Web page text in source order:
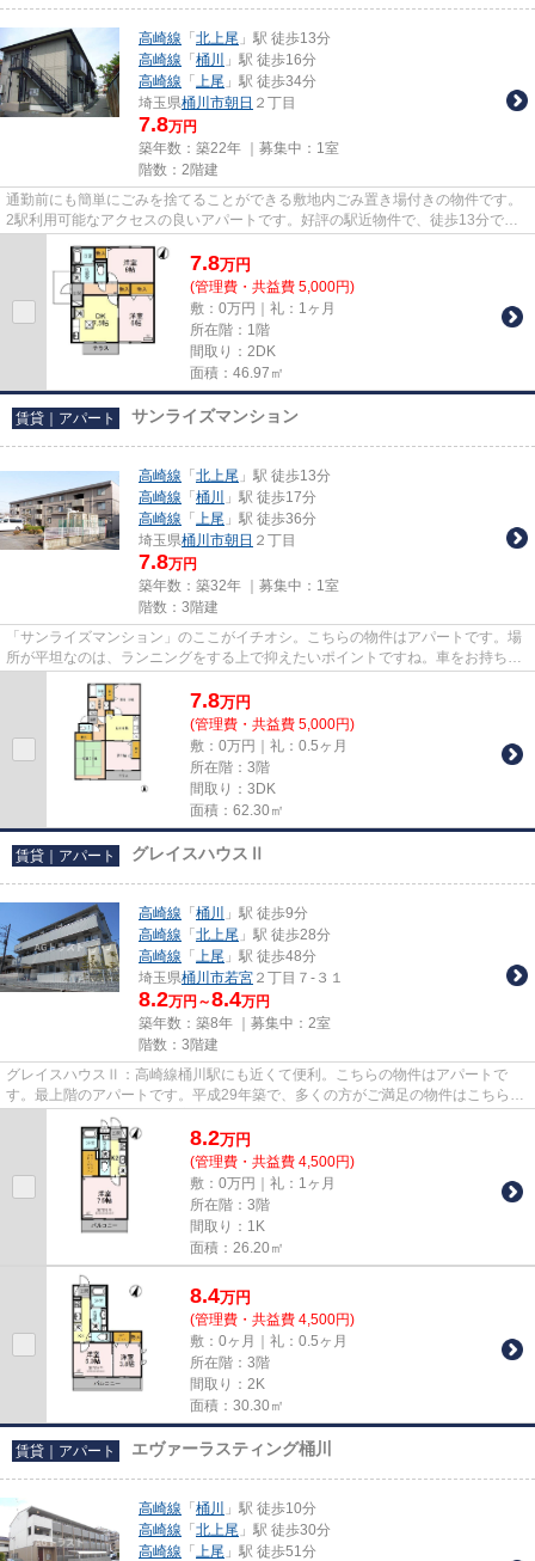
高崎線 「 北上尾 」駅 徒歩13分
高崎線 「 桶川
」駅 徒歩16分
高崎線 「 上尾 」駅 徒歩34分
埼玉県桶川市朝日 ２丁目
7.8万円
築年数：築22年 ｜募集中： 1室
階数：2階建
通勤前にも簡単にごみを捨てることができる敷地内ごみ置き場付きの物件です。
2駅利用可能なアクセスの良いアパートです。好評の駅近物件で、徒歩13分での
7.8万円
(管理費・共益費 5,000円)
敷：0万円｜礼：1ヶ月
所在階：1階
間取り：2DK
面積：46.97㎡
賃貸｜アパート サンライズマンション
高崎線 「 北上尾 」駅 徒歩13分
高崎線 「 桶川
」駅 徒歩17分
高崎線 「 上尾 」駅 徒歩36分
埼玉県桶川市朝日 ２丁目
7.8万円
築年数：築32年 ｜募集中： 1室
階数：3階建
「サンライズマンション」のここがイチオシ。こちらの物件はアパートです。場
所が平坦なのは、ランニングをする上で抑えたいポイントですね。車をお持ちの
7.8万円
(管理費・共益費 5,000円)
敷：0万円｜礼：0.5ヶ月
所在階：3階
間取り：3DK
面積：62.30㎡
賃貸｜アパート グレイスハウスⅡ
高崎線 「 桶川
」駅 徒歩9分
高崎線 「 北上尾 」駅 徒歩28分
高崎線 「 上尾 」駅 徒歩48分
埼玉県桶川市若宮 ２丁目７-３１
8.2万円～8.4万円
築年数：築8年 ｜募集中： 2室
階数：3階建
グレイスハウスⅡ：高崎線桶川駅にも近くて便利。こちらの物件はアパートで
す。最上階のアパートです。平成29年築で、多くの方がご満足の物件はこちらで
す。できるだけ早めに不動産情報...
8.2万円
(管理費・共益費 4,500円)
敷：0万円｜礼：1ヶ月
所在階：3階
間取り：1K
面積：26.20㎡
8.4万円
(管理費・共益費 4,500円)
敷：0ヶ月｜礼：0.5ヶ月
所在階：3階
間取り：2K
面積：30.30㎡
賃貸｜アパート エヴァーラスティング桶川
高崎線 「 桶川
」駅 徒歩10分
高崎線 「 北上尾 」駅 徒歩30分
高崎線 「 上尾 」駅 徒歩51分